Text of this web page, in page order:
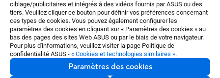
ciblage/publicitaires et intégrés à des vidéos fournis par ASUS ou des
tiers. Veuillez cliquer ce bouton pour définir vos préférences concernant
ces types de cookies. Vous pouvez également configurer les
paramètres des cookies en cliquant sur « Paramètres des cookies » au
bas des pages des sites Web ASUS ou par le biais de votre navigateur.
Pour plus d'informations, veuillez visiter la page Politique de
confidentialité ASUS - « Cookies et technologies similaires ».
Paramètres des cookies
Software
Belgium / Français